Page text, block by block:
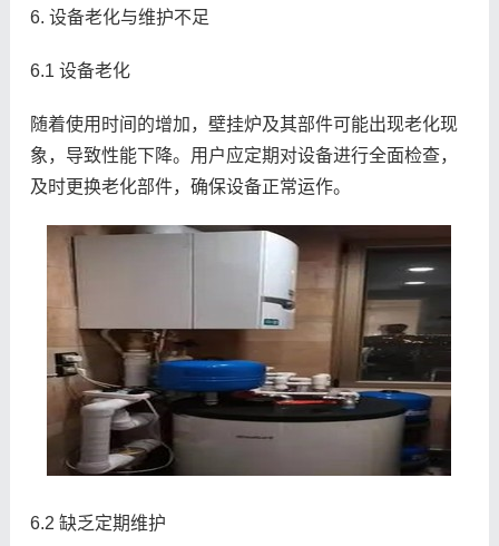
6. 设备老化与维护不足
6.1 设备老化
随着使用时间的增加，壁挂炉及其部件可能出现老化现
象，导致性能下降。用户应定期对设备进行全面检查，
及时更换老化部件，确保设备正常运作。
6.2 缺乏定期维护